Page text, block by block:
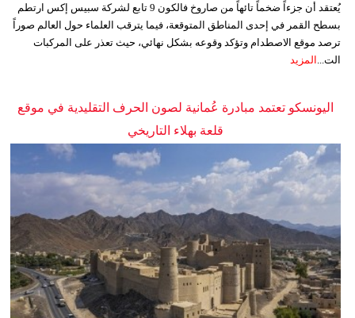
يُعتقد أن جزءاً ضخماً تائهاً من صاروخ فالكون 9 تابع لشركة سبيس إكس ارتطم
بسطح القمر في إحدى المناطق المتوقعة، فيما يترقب العلماء حول العالم صوراً
ترصد موقع الاصطدام وتؤكد وقوعه بشكل نهائي، حيث تعذر على المركبات
الت... المزيد
اليونسكو تعتمد مبادرة عُمانية لصون الحرف التقليدية في موقع
قلعة بهلاء التاريخي